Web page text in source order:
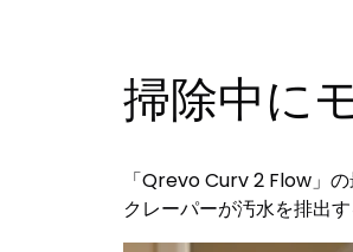
掃除中に
「Qrevo Curv 2 Flow」
クレーパーが汚水を排出